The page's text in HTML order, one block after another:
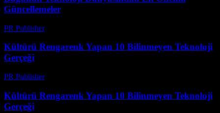
Güncellemeler
PR Publisher-
Kültürü Rengarenk Yapan 10 Bilinmeyen Teknoloji
Gerçeği
PR Publisher-
Kültürü Rengarenk Yapan 10 Bilinmeyen Teknoloji
Gerçeği